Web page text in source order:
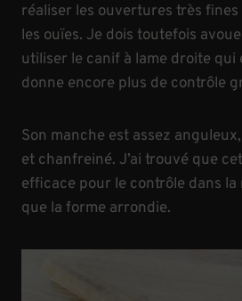
réaliser les ouvertures très
les ouïes. Je dois toutefois
utiliser le canif à lame droite qui
donne encore plus de contrôle
Son manche est assez
et chanfreiné. J’ai trouvé que
efficace pour le contrôle dans la
que la forme arrondie.